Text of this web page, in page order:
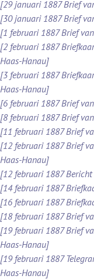
[29 januari 1887 Brief
[30 januari 1887 Brief
[1 februari 1887 Brief
[2 februari 1887
Haas-Hanau]
[3 februari 1887
Haas-Hanau]
[6 februari 1887 Brief
[8 februari 1887 Brief
[11 februari 1887 Brief
[12 februari 1887 Brief
Haas-Hanau]
[12 februari 1887
[14 februari 1887
[16 februari 1887
[18 februari 1887 Brief
[19 februari 1887 Brief
Haas-Hanau]
[19 februari 1887
Haas-Hanau]